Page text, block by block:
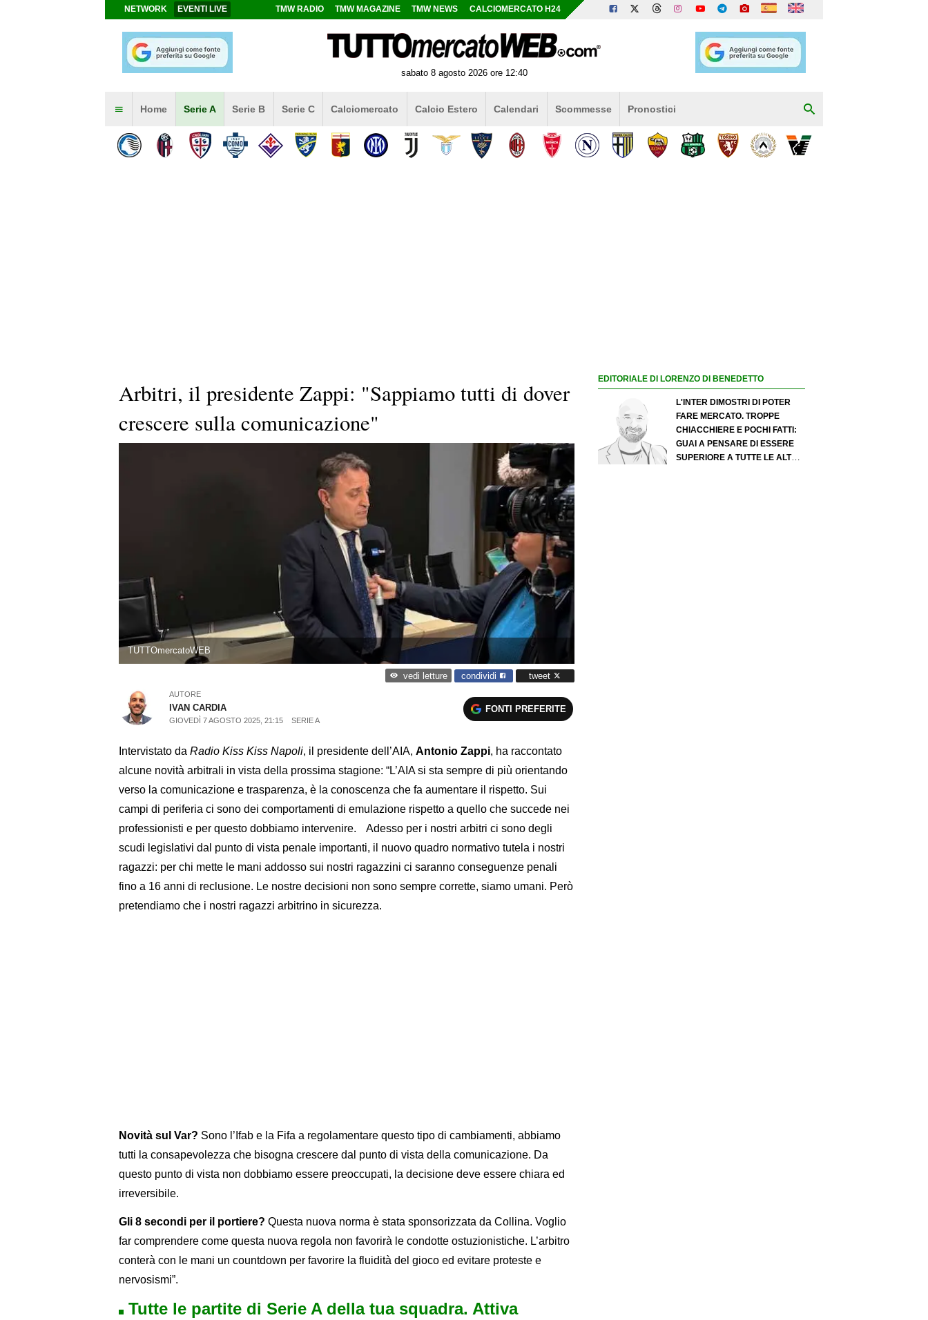
NETWORK EVENTI LIVE TMW RADIO TMW MAGAZINE TMW NEWS CALCIOMERCATO H24
sabato 8 agosto 2026 ore 12:40
Home Serie A Serie B Serie C Calciomercato Calcio Estero Calendari Scommesse Pronostici
Arbitri, il presidente Zappi: "Sappiamo tutti di dover
crescere sulla comunicazione"
TUTTOmercatoWEB
vedi letture condividi tweet
AUTORE
IVAN CARDIA
GIOVEDÌ 7 AGOSTO 2025, 21:15 SERIE A
FONTI PREFERITE
Intervistato da Radio Kiss Kiss Napoli, il presidente dell’AIA, Antonio Zappi, ha raccontato
alcune novità arbitrali in vista della prossima stagione: “L’AIA si sta sempre di più orientando
verso la comunicazione e trasparenza, è la conoscenza che fa aumentare il rispetto. Sui
campi di periferia ci sono dei comportamenti di emulazione rispetto a quello che succede nei
professionisti e per questo dobbiamo intervenire. Adesso per i nostri arbitri ci sono degli
scudi legislativi dal punto di vista penale importanti, il nuovo quadro normativo tutela i nostri
ragazzi: per chi mette le mani addosso sui nostri ragazzini ci saranno conseguenze penali
fino a 16 anni di reclusione. Le nostre decisioni non sono sempre corrette, siamo umani. Però
pretendiamo che i nostri ragazzi arbitrino in sicurezza.
Novità sul Var? Sono l’Ifab e la Fifa a regolamentare questo tipo di cambiamenti, abbiamo
tutti la consapevolezza che bisogna crescere dal punto di vista della comunicazione. Da
questo punto di vista non dobbiamo essere preoccupati, la decisione deve essere chiara ed
irreversibile.
Gli 8 secondi per il portiere? Questa nuova norma è stata sponsorizzata da Collina. Voglio
far comprendere come questa nuova regola non favorirà le condotte ostuzionistiche. L’arbitro
conterà con le mani un countdown per favorire la fluidità del gioco ed evitare proteste e
nervosismi”.
Tutte le partite di Serie A della tua squadra. Attiva
EDITORIALE DI LORENZO DI BENEDETTO
L'INTER DIMOSTRI DI POTER
FARE MERCATO. TROPPE
CHIACCHIERE E POCHI FATTI:
GUAI A PENSARE DI ESSERE
SUPERIORE A TUTTE LE ALTRE